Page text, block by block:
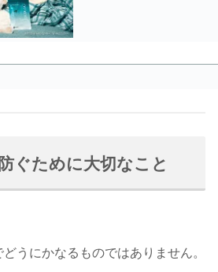
ぐために大切なこと
どうにかなるものではありません。